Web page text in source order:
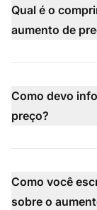
Qual é o
aumento de
Como devo
preço?
Como você
sobre o